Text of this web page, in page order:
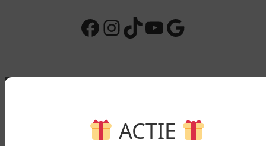
Facebook InstagramTikTok YouTube Google
ACTIE